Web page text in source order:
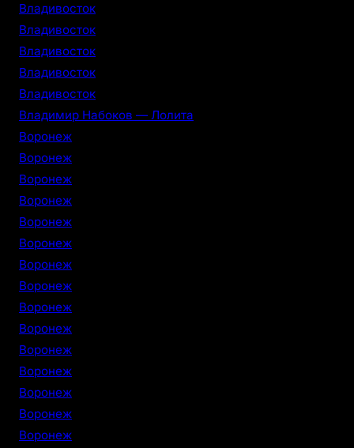
Владивосток
Владивосток
Владивосток
Владивосток
Владивосток
Владимир Набоков — Лолита
Воронеж
Воронеж
Воронеж
Воронеж
Воронеж
Воронеж
Воронеж
Воронеж
Воронеж
Воронеж
Воронеж
Воронеж
Воронеж
Воронеж
Воронеж